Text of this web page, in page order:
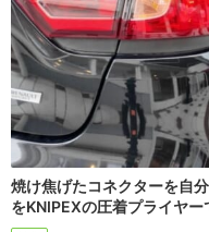
焼け焦げたコネクターを自
をKNIPEXの圧着プライヤー